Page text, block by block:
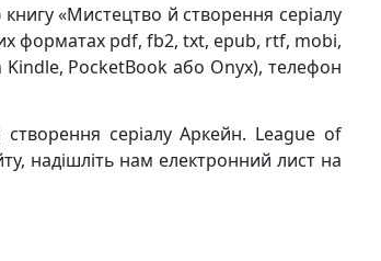
«Мистецтво й створення серіалу
форматах pdf, fb2, txt, epub, rtf, mobi,
Kindle, PocketBook або Onyx), телефон
серіалу Аркейн. League of
надішліть нам електронний лист на